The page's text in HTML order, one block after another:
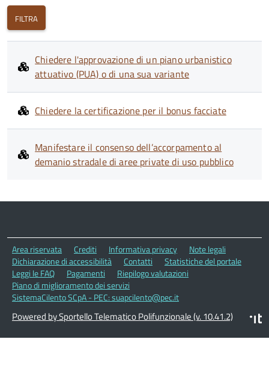
Chiedere l'approvazione di un piano urbanistico
attuativo (PUA) o di una sua variante
Chiedere la certificazione per il bonus facciate
Manifestare il consenso dell’accorpamento al
demanio stradale di aree private di uso pubblico
Area riservata Crediti Informativa privacy
Note legali
Dichiarazione di accessibilità
Contatti
Statistiche del portale
Leggi le FAQ
Pagamenti
Riepilogo valutazioni
Piano di miglioramento dei servizi
SistemaCilento SCpA - PEC: suapcilento@pec.it
Powered by Sportello Telematico Polifunzionale (v. 10.41.2)